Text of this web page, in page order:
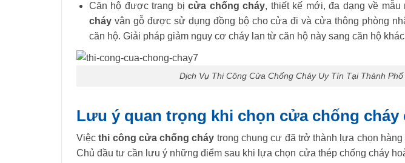
Căn hộ được trang bịcửa chống cháy, thiết kế mới, đa dạng về
cháyvân gỗ được sử dụng đồng bộ cho cửa đi và cửa thông phòng
căn hộ. Giải pháp giảm nguy cơ cháy lan từ căn hộ này sang căn hộ khác
Dịch Vụ Thi Công Cửa Chống Cháy Uy Tín Tại Thành
Lưu ý quan trọng khi chọn cửa chống
Việcthi công cửa chống cháy trong chung cư đã trở thành lựa chọn
Chủ đầu tư cần lưu ý những điểm sau khi lựa chọn cửa thép chống cháy